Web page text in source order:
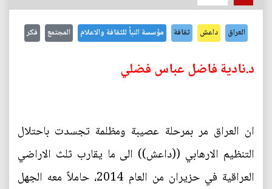
العراق داعش ثقافة مؤسسة النبأ للثقافة والاعلام المجتمع فكر
د.نادية فاضل عباس فضلي
ان العراق مر بمرحلة عصيبة ومظلمة تجسدت باحتلال
التنظيم الارهابي ((داعش)) الى ما يقارب ثلث الاراضي
العراقية في حزيران من العام 2014، حاملاً معه الجهل